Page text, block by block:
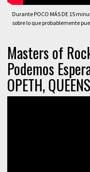
Durante POCO MÁS DE 15
sobre lo que probablemente
Masters of
Podemos
OPETH,